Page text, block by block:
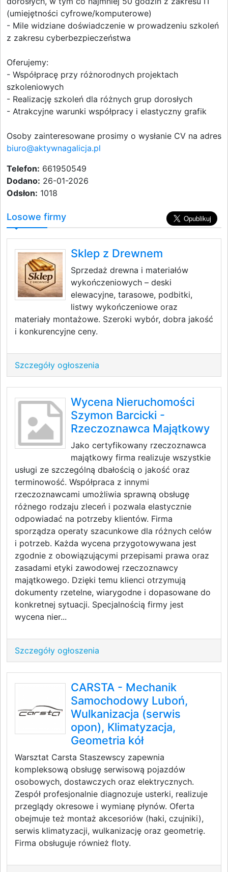
(umiejętności cyfrowe/komputerowe)
- Mile widziane doświadczenie w prowadzeniu szkoleń
z zakresu cyberbezpieczeństwa
Oferujemy:
- Współpracę przy różnorodnych projektach
szkoleniowych
- Realizację szkoleń dla różnych grup dorosłych
- Atrakcyjne warunki współpracy i elastyczny grafik
Osoby zainteresowane prosimy o wysłanie CV na adres
biuro@aktywnagalicja.pl
Telefon: 661950549
Dodano: 26-01-2026
Odsłon: 1018
Losowe firmy
Sklep z Drewnem
Sprzedaż drewna i materiałów
wykończeniowych – deski
elewacyjne, tarasowe, podbitki,
listwy wykończeniowe oraz
materiały montażowe. Szeroki wybór, dobra jakość
i konkurencyjne ceny.
Szczegóły ogłoszenia
Wycena Nieruchomości
Szymon Barcicki -
Rzeczoznawca Majątkowy
Jako certyfikowany rzeczoznawca
majątkowy firma realizuje wszystkie
usługi ze szczególną dbałością o jakość oraz
terminowość. Współpraca z innymi
rzeczoznawcami umożliwia sprawną obsługę
różnego rodzaju zleceń i pozwala elastycznie
odpowiadać na potrzeby klientów. Firma
sporządza operaty szacunkowe dla różnych celów
i potrzeb. Każda wycena przygotowywana jest
zgodnie z obowiązującymi przepisami prawa oraz
zasadami etyki zawodowej rzeczoznawcy
majątkowego. Dzięki temu klienci otrzymują
dokumenty rzetelne, wiarygodne i dopasowane do
konkretnej sytuacji. Specjalnością firmy jest
wycena nier...
Szczegóły ogłoszenia
CARSTA - Mechanik
Samochodowy Luboń,
Wulkanizacja (serwis
opon), Klimatyzacja,
Geometria kół
Warsztat Carsta Staszewscy zapewnia
kompleksową obsługę serwisową pojazdów
osobowych, dostawczych oraz elektrycznych.
Zespół profesjonalnie diagnozuje usterki, realizuje
przeglądy okresowe i wymianę płynów. Oferta
obejmuje też montaż akcesoriów (haki, czujniki),
serwis klimatyzacji, wulkanizację oraz geometrię.
Firma obsługuje również floty.